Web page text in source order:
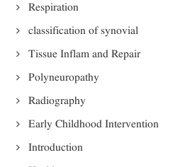
Respiration
classification of synovial
Tissue Inflam and Repair
Polyneuropathy
Radiography
Early Childhood Intervention
Introduction